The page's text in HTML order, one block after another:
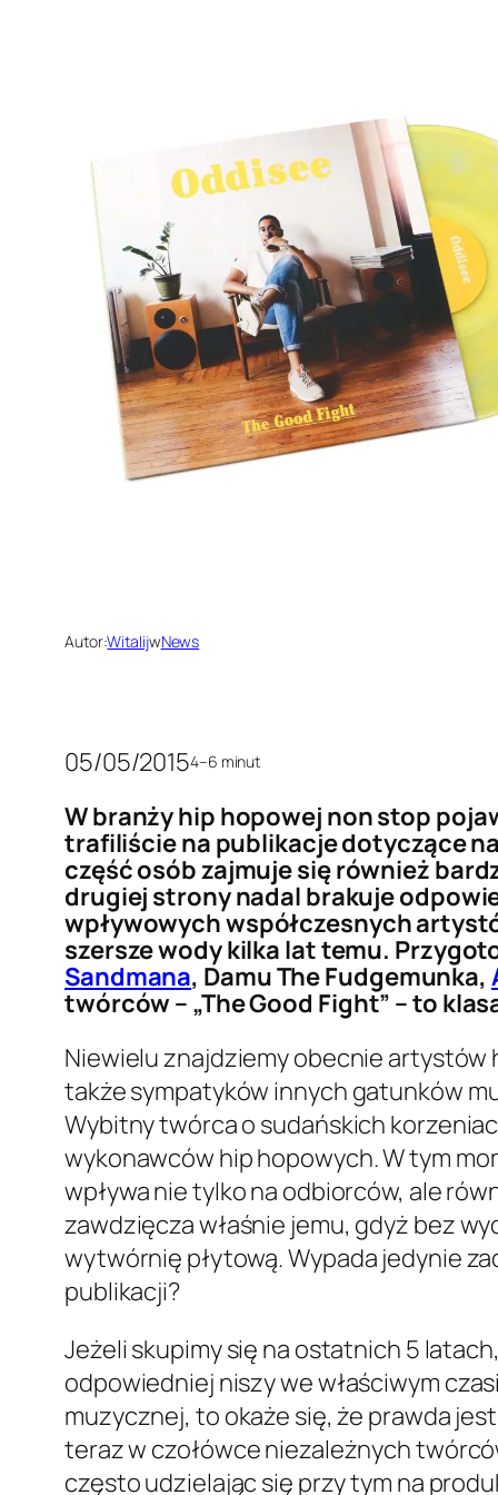
Autor:WitalijwNews
05/05/20154–6 minut
W branży hip hopowej non stop
trafiliście na publikacje dotyczące
część osób zajmuje się również
drugiej strony nadal brakuje
wpływowych współczesnych
szersze wody kilka lat temu.
Sandmana, Damu The Fudgemunka,
twórców – „The Good Fight” – to
Niewielu znajdziemy obecnie artystów
także sympatyków innych gatunków
Wybitny twórca o sudańskich
wykonawców hip hopowych. W tym
wpływa nie tylko na odbiorców, ale
zawdzięcza właśnie jemu, gdyż bez
wytwórnię płytową. Wypada jedynie
publikacji?
Jeżeli skupimy się na ostatnich 5
odpowiedniej niszy we właściwym
muzycznej, to okaże się, że prawda
teraz w czołówce niezależnych
często udzielając się przy tym na